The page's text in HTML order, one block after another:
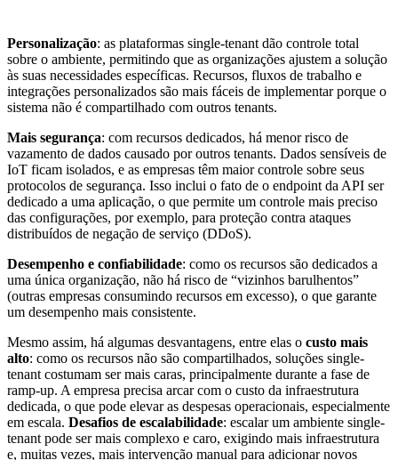
Personalização: as plataformas single-tenant dão controle total
sobre o ambiente, permitindo que as organizações ajustem a solução
às suas necessidades específicas. Recursos, fluxos de trabalho e
integrações personalizados são mais fáceis de implementar porque o
sistema não é compartilhado com outros tenants.
Mais segurança: com recursos dedicados, há menor risco de
vazamento de dados causado por outros tenants. Dados sensíveis de
IoT ficam isolados, e as empresas têm maior controle sobre seus
protocolos de segurança. Isso inclui o fato de o endpoint da API ser
dedicado a uma aplicação, o que permite um controle mais preciso
das configurações, por exemplo, para proteção contra ataques
distribuídos de negação de serviço (DDoS).
Desempenho e confiabilidade: como os recursos são dedicados a
uma única organização, não há risco de “vizinhos barulhentos”
(outras empresas consumindo recursos em excesso), o que garante
um desempenho mais consistente.
Mesmo assim, há algumas desvantagens, entre elas o custo mais
alto: como os recursos não são compartilhados, soluções single-
tenant costumam ser mais caras, principalmente durante a fase de
ramp-up. A empresa precisa arcar com o custo da infraestrutura
dedicada, o que pode elevar as despesas operacionais, especialmente
em escala. Desafios de escalabilidade: escalar um ambiente single-
tenant pode ser mais complexo e caro, exigindo mais infraestrutura
e, muitas vezes, mais intervenção manual para adicionar novos